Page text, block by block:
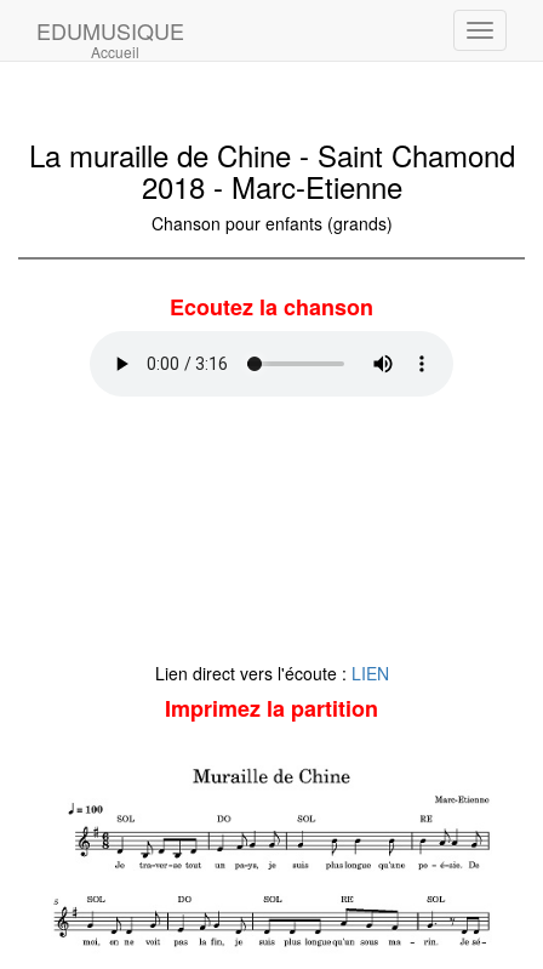
Toggle
EDUMUSIQUE
Accueil
La muraille de Chine - Saint Chamond
2018 - Marc-Etienne
Chanson pour enfants (grands)
Ecoutez la chanson
Lien direct vers l'écoute : LIEN
Imprimez la partition